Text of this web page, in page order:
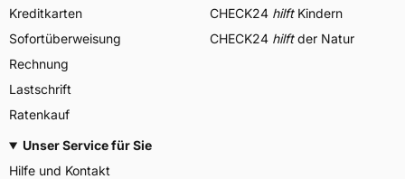
Kreditkarten
Sofortüberweisung
Rechnung
Lastschrift
Ratenkauf
CHECK24 hilftKindern
CHECK24 hilftder Natur
Unser Service für Sie
Hilfe und Kontakt